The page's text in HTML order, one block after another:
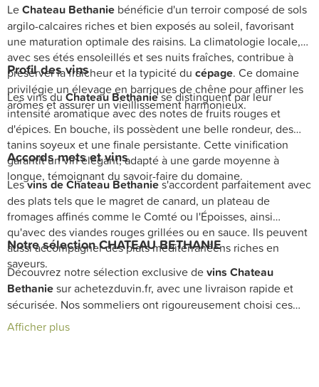
LeChateau Bethanie bénéficie d'un terroir composé de sols
argilo-calcaires riches et bien exposés au soleil, favorisant
une maturation optimale des raisins. La climatologie locale,
avec ses étés ensoleillés et ses nuits fraîches, contribue à
préserver la fraîcheur et la typicité du cépage. Ce domaine
privilégie un élevage en barriques de chêne pour affiner les
arômes et assurer un vieillissement harmonieux.
Profil des vins
Les vins duChateau Bethaniese distinguent par leur
intensité aromatique avec des notes de fruits rouges et
d'épices. En bouche, ils possèdent une belle rondeur, des
tanins soyeux et une finale persistante. Cette vinification
garantit un vin élégant, adapté à une garde moyenne à
longue, témoignant du savoir-faire du domaine.
Accords mets et vins
Lesvins de Chateau Bethanies'accordent parfaitement avec
des plats tels que le magret de canard, un plateau de
fromages affinés comme le Comté ou l'Époisses, ainsi
qu'avec des viandes rouges grillées ou en sauce. Ils peuvent
aussi accompagner des plats méditerranéens riches en
saveurs.
Notre sélection CHATEAU BETHANIE
Découvrez notre sélection exclusive devins Chateau
Bethaniesur achetezduvin.fr, avec une livraison rapide et
sécurisée. Nos sommeliers ont rigoureusement choisi ces
vins pour enrichir votre cave de crus raffinés et authentiques.
Afficher plus